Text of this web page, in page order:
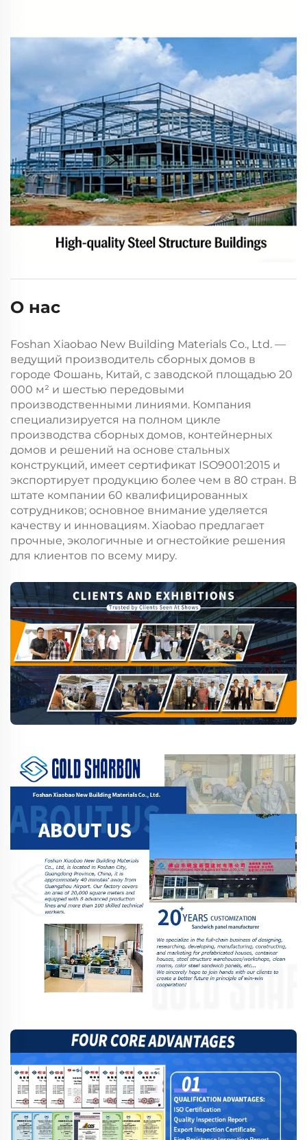
О нас
Foshan Xiaobao New Building Materials Co., Ltd. —
ведущий производитель сборных домов в
городе Фошань, Китай, с заводской площадью 20
000 м² и шестью передовыми
производственными линиями. Компания
специализируется на полном цикле
производства сборных домов, контейнерных
домов и решений на основе стальных
конструкций, имеет сертификат ISO9001:2015 и
экспортирует продукцию более чем в 80 стран. В
штате компании 60 квалифицированных
сотрудников; основное внимание уделяется
качеству и инновациям. Xiaobao предлагает
прочные, экологичные и огнестойкие решения
для клиентов по всему миру.